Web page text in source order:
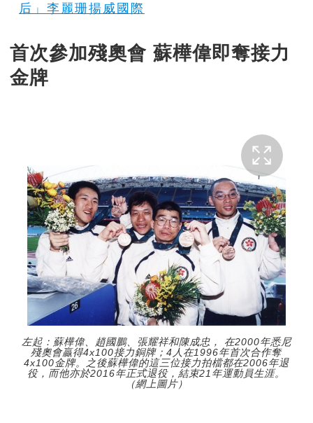
后」李麗珊揚威國際
首次參加殘奧會 蘇樺偉即奪接力
金牌
左起：蘇樺偉、趙國鵬、張耀祥和陳成忠， 在2000年悉尼
殘奧會贏得4x100接力銅牌；4人在1996年首次合作奪
4x100金牌。之後蘇樺偉的這三位接力拍檔都在2006年退
役，而他亦於2016年正式退役，結束21年運動員生涯。
（網上圖片）